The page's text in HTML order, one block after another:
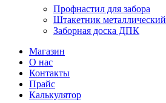
Профнастил для забора
Штакетник металлический
Заборная доска ДПК
Магазин
О нас
Контакты
Прайс
Калькулятор